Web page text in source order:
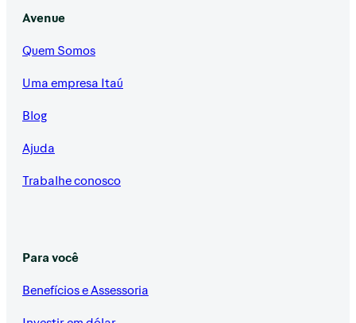
Avenue
Quem Somos
Uma empresa Itaú
Blog
Ajuda
Trabalhe conosco
Para você
Benefícios e Assessoria